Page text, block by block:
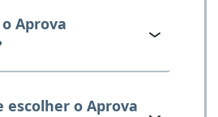
Aprova
escolher o Aprova